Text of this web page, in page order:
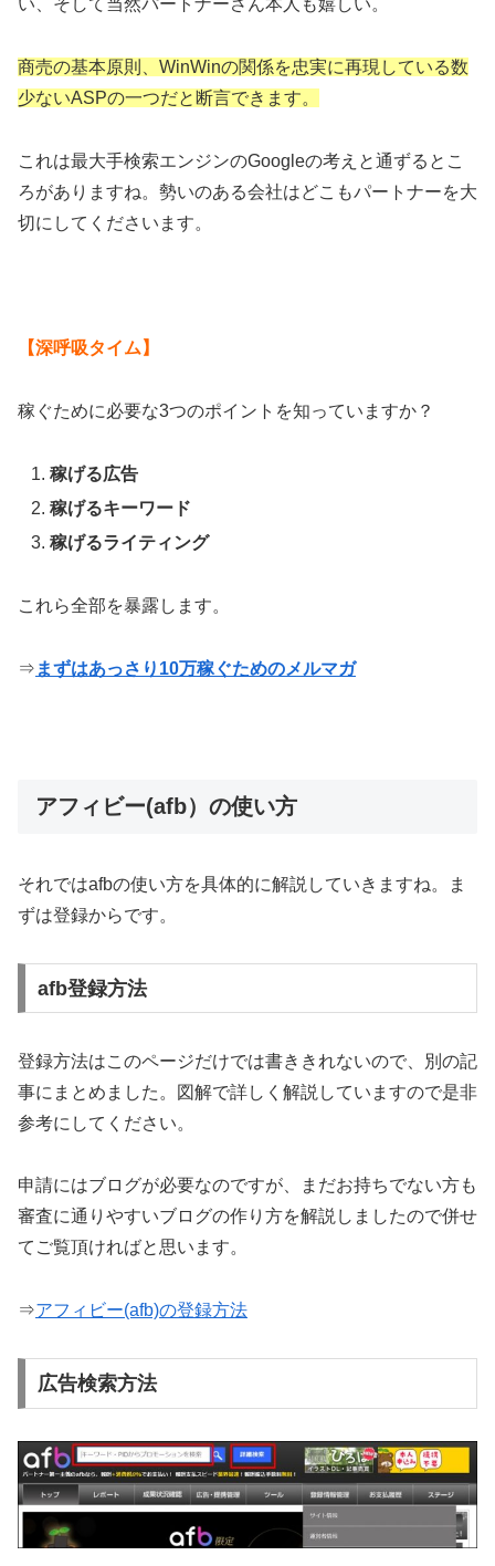
い、そして当然パートナーさん本人も嬉しい。
商売の基本原則、WinWinの関係を忠実に再現している数
少ないASPの一つだと断言できます。
これは最大手検索エンジンのGoogleの考えと通ずるとこ
ろがありますね。勢いのある会社はどこもパートナーを大
切にしてくださいます。
【深呼吸タイム】
稼ぐために必要な3つのポイントを知っていますか？
稼げる広告
稼げるキーワード
稼げるライティング
これら全部を暴露します。
⇒ まずはあっさり10万稼ぐためのメルマガ
アフィビー(afb）の使い方
それではafbの使い方を具体的に解説していきますね。ま
ずは登録からです。
afb登録方法
登録方法はこのページだけでは書ききれないので、別の記
事にまとめました。図解で詳しく解説していますので是非
参考にしてください。
申請にはブログが必要なのですが、まだお持ちでない方も
審査に通りやすいブログの作り方を解説しましたので併せ
てご覧頂ければと思います。
⇒アフィビー(afb)の登録方法
広告検索方法